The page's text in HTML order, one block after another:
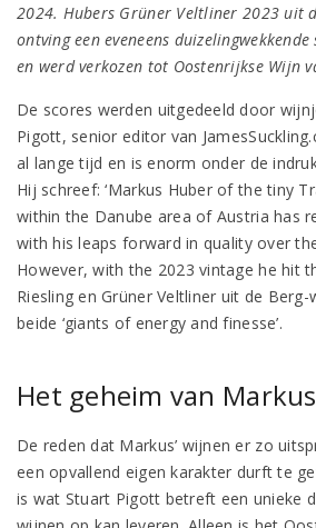
2024. Hubers Grüner Veltliner 2023 uit
ontving een eveneens
en werd verkozen tot Oostenrijkse Wijn
De scores werden uitgedeeld door
Pigott, senior editor van
al lange tijd en is enorm onder de
Hij schreef: ‘Markus Huber of the tiny
within the Danube area of Austria has
with his leaps forward in quality over
However, with the 2023 vintage he hit
Riesling en Grüner Veltliner uit de
beide ‘giants of energy and finesse’.
Het geheim van
De reden dat Markus’ wijnen er zo
een opvallend eigen karakter durft te
is wat Stuart Pigott betreft een unieke